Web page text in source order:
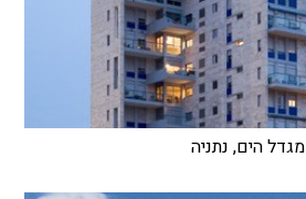
מגדל הים, נתניה